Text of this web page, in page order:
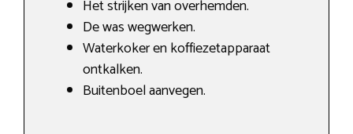
Het strijken van overhemden.
De was wegwerken.
Waterkoker en koffiezetapparaat
ontkalken.
Buitenboel aanvegen.